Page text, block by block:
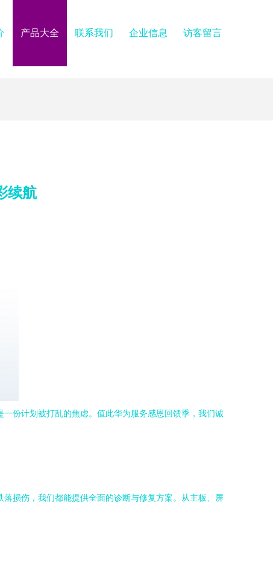
产品大全 联系我们 企业信息 访客留言
续航
份计划被打乱的焦虑。值此华为服务感恩回馈季，我们诚
损伤，我们都能提供全面的诊断与修复方案。从主板、屏